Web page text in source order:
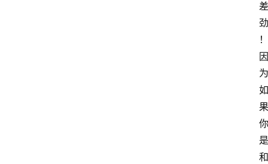
差
劲
！
因
为
如
果
你
是
和